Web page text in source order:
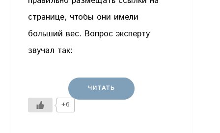
странице, чтобы они имели
больший вес. Вопрос эксперту
звучал так:
ЧИТАТЬ
+6